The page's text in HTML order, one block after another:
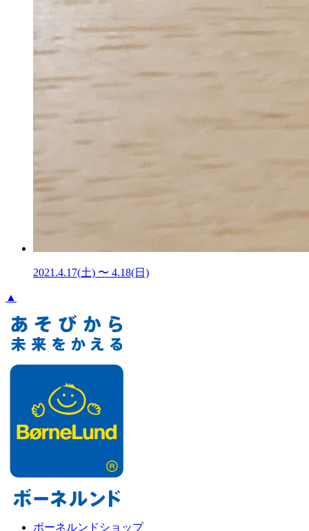
2021.4.17(土) 〜 4.18(日)
▲
ボーネルンドショップ